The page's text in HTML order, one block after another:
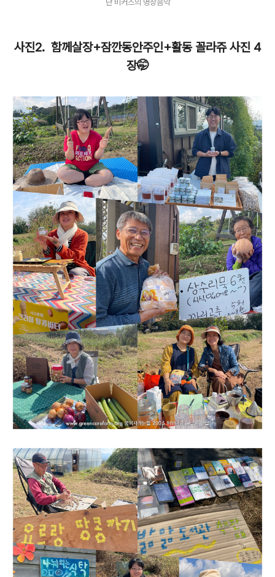
단 비커스의 명상음악
사진2. 함께살장+잠깐동안주인+활동 꼴라쥬 사진 4
장🤭